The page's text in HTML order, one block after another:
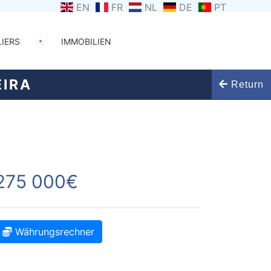
EN FR NL DE PT
IMMOBILIEN
Return
000€
Währungsrechner